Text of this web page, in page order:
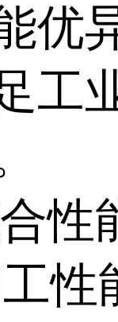
优
工
性
性